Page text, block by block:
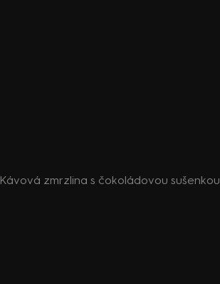
Kávová zmrzlina s čokoládovou sušenkou